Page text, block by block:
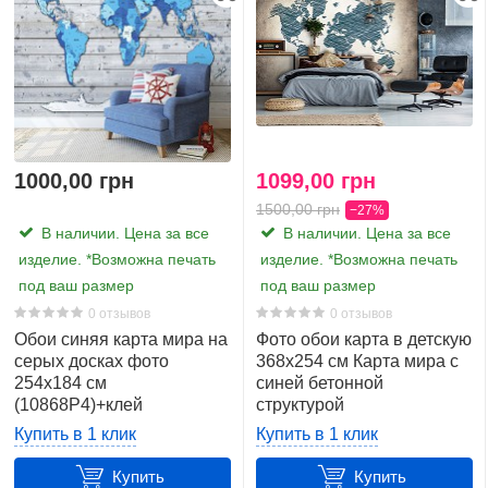
Комплектуются клеем
Высокое качество и долговечность
Латексная печать
Экологически чистые чернила Green Guard,
Фотообои украсят Вашу комнату и будут приносить
Вам положительные эмоции
Обратите внимание! Цветопередача на дисплее
Вашего устройства и цвета фотообоев могут
отличаться!
1000,00 грн
В наличии. Цена за все
изделие. *Возможна печать
под ваш размер
0 отзывов
Обои синяя карта мира на
серых досках фото
254x184 см
(10868P4)+клей
Купить в 1 клик
Купить
1099,00 грн
1500,00 грн −27%
В наличии. Цена за все
изделие. *Возможна печать
под ваш размер
0 отзывов
Фото обои карта в детскую
368x254 см Карта мира с
синей бетонной
структурой
(10010P8)+клей
Купить в 1 клик
Купить